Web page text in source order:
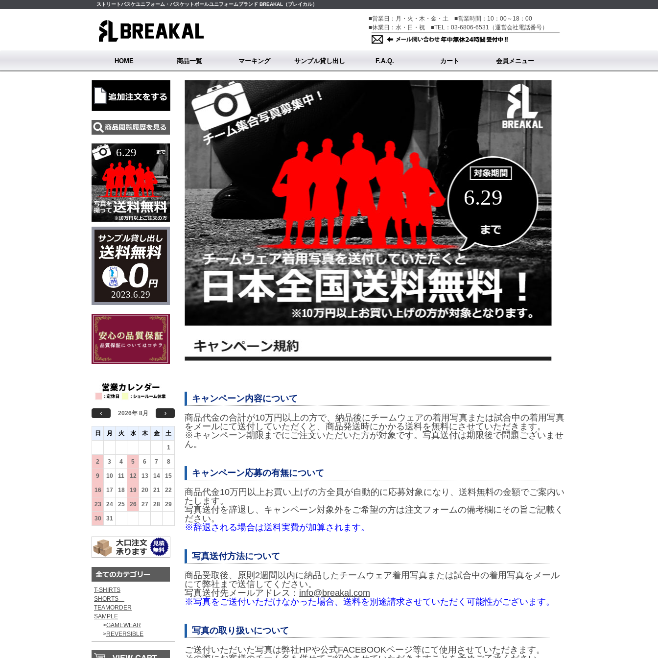
ストリートバスケユニフォーム・バスケットボールユニフォームブランド BREAKAL（ブレイカル）
■営業日：月・火・木・金・土 ■営業時間：10：00～18：00
■休業日：水・日・祝 ■TEL：03-6806-6531（運営会社電話番号）
HOME 商品一覧
ユニフォーム
サンプル
マーキング
マーキングトップ
チーム名について
番号について
個人名について
オリジナルデータ入稿について
サンプル貸し出し F.A.Q. カート 会員メニュー
会員登録・ログイン
6.29
2023.6.29
‹ 2026年 8月 ›
日 月 火 水 木 金 土
1
2 3 4 5 6 7 8
9 10 11 12 13 14 15
16 17 18 19 20 21 22
23 24 25 26 27 28 29
30 31
T-SHIRTS
SHORTS
TEAMORDER
SAMPLE
>GAMEWEAR
>REVERSIBLE
6.29
キャンペーン内容について
商品代金の合計が10万円以上の方で、納品後にチームウェアの着用写真または試合中の着用写真
をメールにて送付していただくと、商品発送時にかかる送料を無料にさせていただきます。
※キャンペーン期限までにご注文いただいた方が対象です。写真送付は期限後で問題ございませ
ん。
キャンペーン応募の有無について
商品代金10万円以上お買い上げの方全員が自動的に応募対象になり、送料無料の金額でご案内い
たします。
写真送付を辞退し、キャンペーン対象外をご希望の方は注文フォームの備考欄にその旨ご記載く
ださい。
※辞退される場合は送料実費が加算されます。
写真送付方法について
商品受取後、原則2週間以内に納品したチームウェア着用写真または試合中の着用写真をメール
にて弊社まで送信してください。
写真送付先メールアドレス： info@breakal.com
※写真をご送付いただけなかった場合、送料を別途請求させていただく可能性がございます。
写真の取り扱いについて
ご送付いただいた写真は弊社HPや公式FACEBOOKページ等にて使用させていただきます。